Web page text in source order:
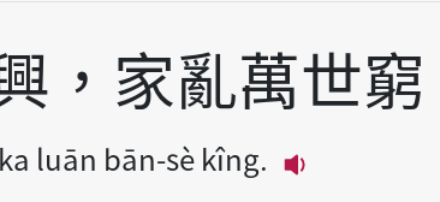
，家亂萬世窮
luān bān-sè kîng.